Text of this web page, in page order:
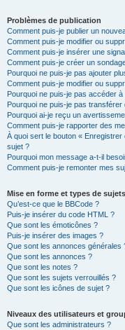
Problèmes de publication
Comment puis-je publier un
Comment puis-je modifier ou
Comment puis-je insérer une
Comment puis-je créer un
Pourquoi ne puis-je pas ajouter
Comment puis-je modifier ou
Pourquoi ne puis-je pas accéder à
Pourquoi ne puis-je pas transférer
Pourquoi ai-je reçu un
Comment puis-je rapporter des
À quoi sert le bouton « Enregistrer
sujet ?
Pourquoi mon message a-t-il
Comment puis-je remonter mes
Mise en forme et types de sujets
Qu’est-ce que le BBCode ?
Puis-je insérer du code HTML ?
Que sont les émoticônes ?
Puis-je insérer des images ?
Que sont les annonces générales
Que sont les annonces ?
Que sont les notes ?
Que sont les sujets verrouillés ?
Que sont les icônes de sujet ?
Niveaux des utilisateurs et
Que sont les administrateurs ?